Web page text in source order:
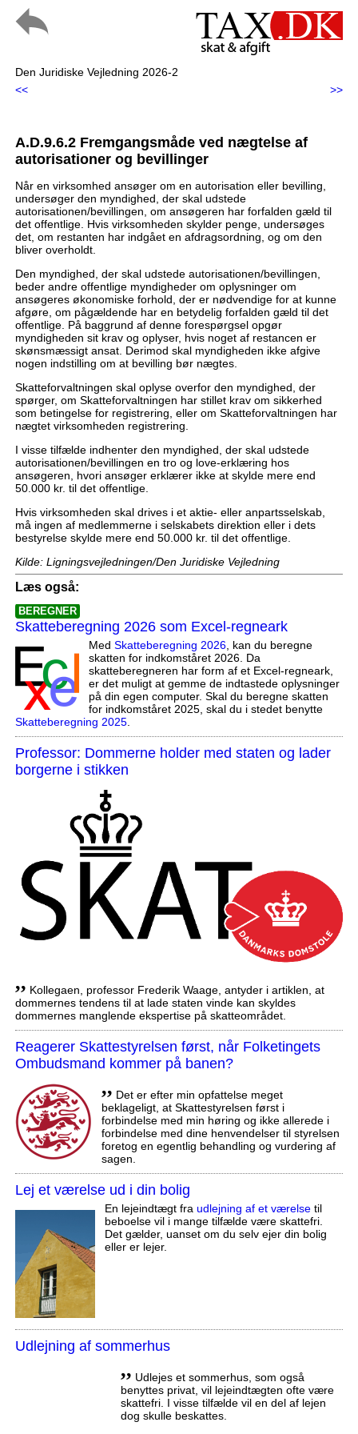
Den Juridiske Vejledning 2026-2
<<
>>
A.D.9.6.2 Fremgangsmåde ved nægtelse af
autorisationer og bevillinger
Når en virksomhed ansøger om en autorisation eller bevilling,
undersøger den myndighed, der skal udstede
autorisationen/bevillingen, om ansøgeren har forfalden gæld til
det offentlige. Hvis virksomheden skylder penge, undersøges
det, om restanten har indgået en afdragsordning, og om den
bliver overholdt.
Den myndighed, der skal udstede autorisationen/bevillingen,
beder andre offentlige myndigheder om oplysninger om
ansøgeres økonomiske forhold, der er nødvendige for at kunne
afgøre, om pågældende har en betydelig forfalden gæld til det
offentlige. På baggrund af denne forespørgsel opgør
myndigheden sit krav og oplyser, hvis noget af restancen er
skønsmæssigt ansat. Derimod skal myndigheden ikke afgive
nogen indstilling om at bevilling bør nægtes.
Skatteforvaltningen skal oplyse overfor den myndighed, der
spørger, om Skatteforvaltningen har stillet krav om sikkerhed
som betingelse for registrering, eller om Skatteforvaltningen har
nægtet virksomheden registrering.
I visse tilfælde indhenter den myndighed, der skal udstede
autorisationen/bevillingen en tro og love-erklæring hos
ansøgeren, hvori ansøger erklærer ikke at skylde mere end
50.000 kr. til det offentlige.
Hvis virksomheden skal drives i et aktie- eller anpartsselskab,
må ingen af medlemmerne i selskabets direktion eller i dets
bestyrelse skylde mere end 50.000 kr. til det offentlige.
Kilde: Ligningsvejledningen/Den Juridiske Vejledning
Læs også:
BEREGNER
Skatteberegning 2026 som Excel-regneark
Med Skatteberegning 2026, kan du beregne
skatten for indkomståret 2026. Da
skatteberegneren har form af et Excel-regneark,
er det muligt at gemme de indtastede oplysninger
på din egen computer. Skal du beregne skatten
for indkomståret 2025, skal du i stedet benytte
Skatteberegning 2025.
Professor: Dommerne holder med staten og lader
borgerne i stikken
,, Kollegaen, professor Frederik Waage, antyder i artiklen, at
dommernes tendens til at lade staten vinde kan skyldes
dommernes manglende ekspertise på skatteområdet.
Reagerer Skattestyrelsen først, når Folketingets
Ombudsmand kommer på banen?
,, Det er efter min opfattelse meget
beklageligt, at Skattestyrelsen først i
forbindelse med min høring og ikke allerede i
forbindelse med dine henvendelser til styrelsen
foretog en egentlig behandling og vurdering af
sagen.
Lej et værelse ud i din bolig
En lejeindtægt fra udlejning af et værelsetil
beboelse vil i mange tilfælde være skattefri.
Det gælder, uanset om du selv ejer din bolig
eller er lejer.
Udlejning af sommerhus
,, Udlejes et sommerhus, som også
benyttes privat, vil lejeindtægten ofte være
skattefri. I visse tilfælde vil en del af lejen
dog skulle beskattes.